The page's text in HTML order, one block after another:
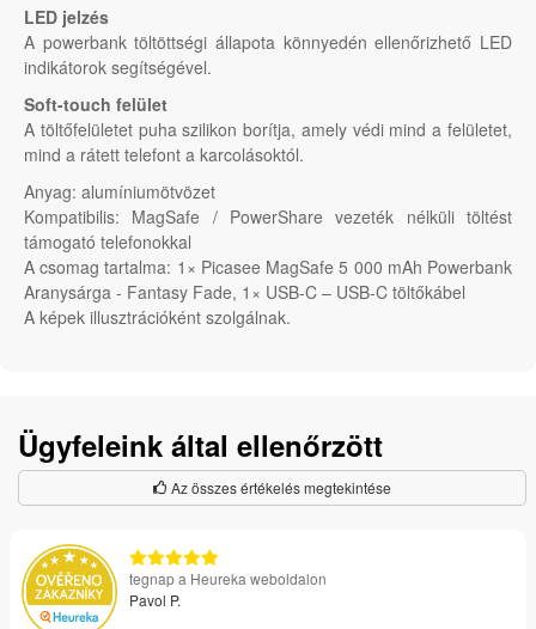
LED jelzés
A powerbank töltöttségi állapota könnyedén ellenőrizhető LED
indikátorok segítségével.
Soft-touch felület
A töltőfelületet puha szilikon borítja, amely védi mind a felületet,
mind a rátett telefont a karcolásoktól.
Anyag: alumíniumötvözet
Kompatibilis: MagSafe / PowerShare vezeték nélküli töltést
támogató telefonokkal
A csomag tartalma: 1× Picasee MagSafe 5 000 mAh Powerbank
Aranysárga - Fantasy Fade, 1× USB-C – USB-C töltőkábel
A képek illusztrációként szolgálnak.
Ügyfeleink által ellenőrzött
Az összes értékelés megtekintése
tegnap a Heureka weboldalon
Pavol P.